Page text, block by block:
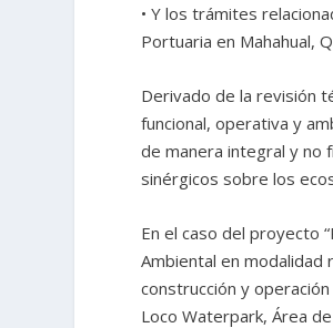
• Y los trámites
Portuaria en Mahahual,
Derivado de la revisión
funcional, operativa y
de manera integral y no
sinérgicos sobre los
En el caso del proyecto
Ambiental en
construcción y
Loco Waterpark, Área